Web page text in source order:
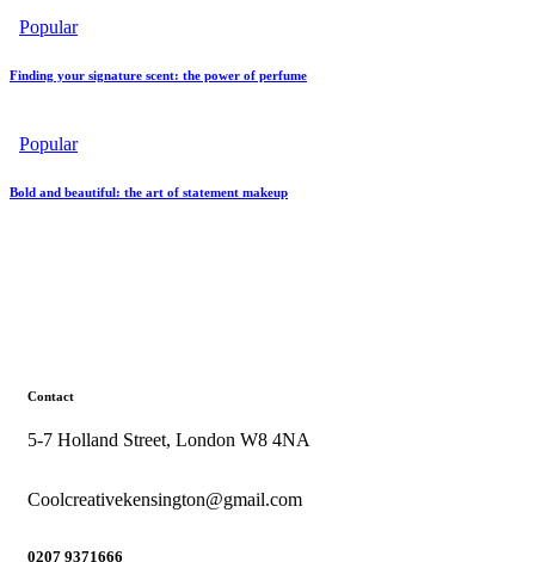
Popular
Finding your signature scent: the power of perfume
Popular
Bold and beautiful: the art of statement makeup
Contact
5-7 Holland Street, London W8 4NA
Coolcreativekensington@gmail.com
0207 9371666